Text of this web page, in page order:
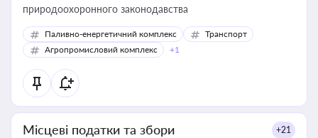
природоохоронного законодавства
Паливно-енергетичний комплекс
Транспорт
Агропромисловий комплекс
+1
Місцеві податки та збори +21